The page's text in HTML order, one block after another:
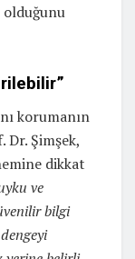
korumanın
Şimşek,
dikkat
ve
bilgi